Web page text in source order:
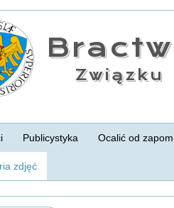
Związku
Publicystyka Ocalić od
zdjęć